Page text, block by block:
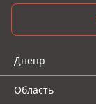
Днепр
Область